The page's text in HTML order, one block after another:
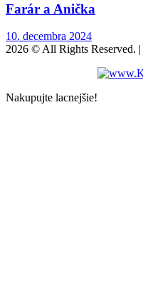
Farár a Anička
10. decembra 2024
2026 © All Rights Reserved. |
Nakupujte lacnejšie!